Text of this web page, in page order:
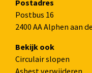
Postadres
Postbus 16
2400 AA Alphen aan
Bekijk ook
Circulair slopen
Asbest verwijderen